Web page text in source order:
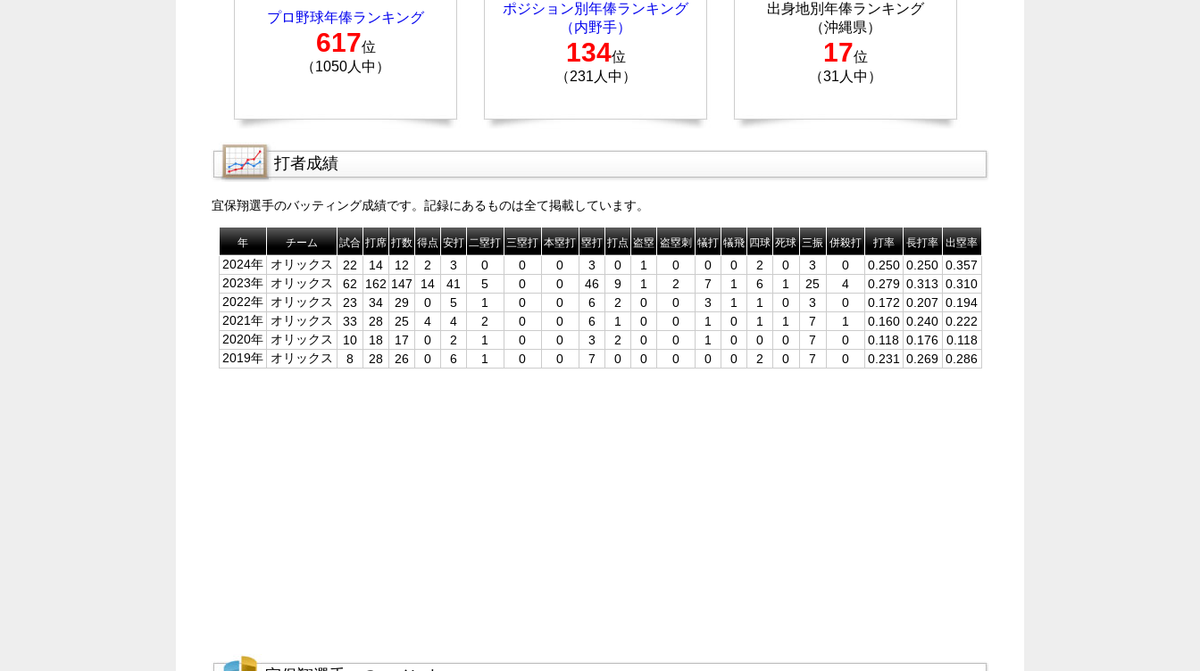
プロ野球年俸ランキング
617位
（1050人中）
ポジション別年俸ランキング
（内野手）
134位
（231人中）
出身地別年俸ランキング
（沖縄県）
17位
（31人中）
打者成績
宜保翔選手のバッティング成績です。記録にあるものは全て掲載しています。
年 チーム 試合 打席 打数 得点 安打 二塁打 三塁打 本塁打 塁打 打点 盗塁 盗塁刺 犠打 犠飛 四球 死球 三振 併殺打 打率 長打率 出塁率
2024年 オリックス 22 14 12 2 3 0 0 0 3 0 1 0 0 0 2 0 3 0 0.250 0.250 0.357
2023年 オリックス 62 162 147 14 41 5 0 0 46 9 1 2 7 1 6 1 25 4 0.279 0.313 0.310
2022年 オリックス 23 34 29 0 5 1 0 0 6 2 0 0 3 1 1 0 3 0 0.172 0.207 0.194
2021年 オリックス 33 28 25 4 4 2 0 0 6 1 0 0 1 0 1 1 7 1 0.160 0.240 0.222
2020年 オリックス 10 18 17 0 2 1 0 0 3 2 0 0 1 0 0 0 7 0 0.118 0.176 0.118
2019年 オリックス 8 28 26 0 6 1 0 0 7 0 0 0 0 0 2 0 7 0 0.231 0.269 0.286